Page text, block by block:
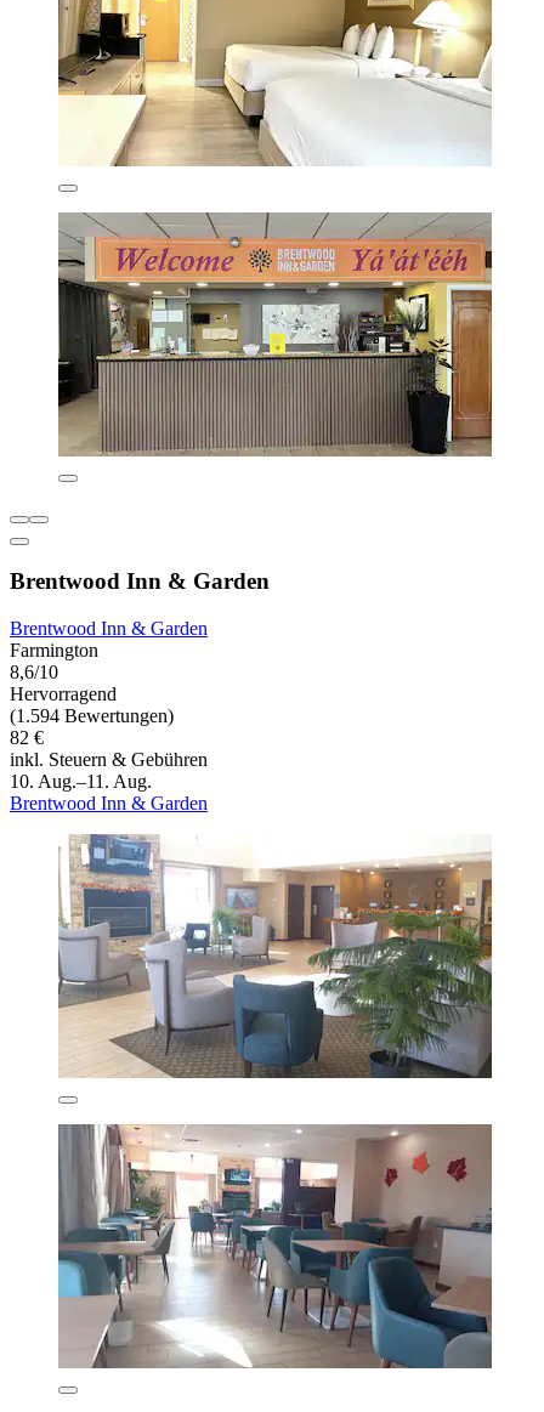
Brentwood Inn & Garden
Brentwood Inn & Garden
Farmington
8,6/10
Hervorragend
(1.594 Bewertungen)
82 €
inkl. Steuern & Gebühren
10. Aug.–11. Aug.
Brentwood Inn & Garden